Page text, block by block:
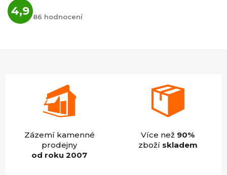
4,9 hodnocení
obchodu
86 hodnocení
Zázemí kamenné
prodejny
od roku 2007
Více než 90%
zboží skladem